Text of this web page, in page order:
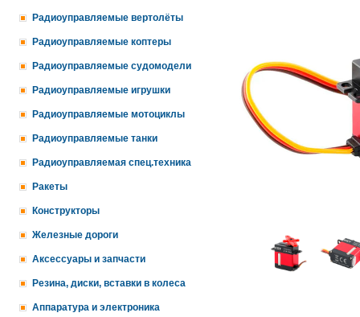
Радиоуправляемые вертолёты
Радиоуправляемые коптеры
Радиоуправляемые судомодели
Радиоуправляемые игрушки
Радиоуправляемые мотоциклы
Радиоуправляемые танки
Радиоуправляемая спец.техника
Ракеты
Конструкторы
Железные дороги
Аксессуары и запчасти
Резина, диски, вставки в колеса
Аппаратура и электроника